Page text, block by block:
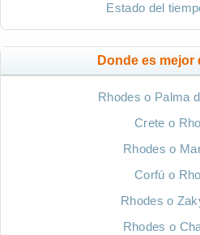
Estado del
Donde es mejor
Rhodes o Palma
Crete o
Rhodes o
Corfú o
Rhodes o
Rhodes o